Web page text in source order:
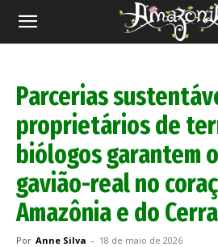
Revista
Parcerias
proprietários de
biólogos garantem
gavião-real no
Amazônia e do
Por Anne Silva - 18 de maio de 2026